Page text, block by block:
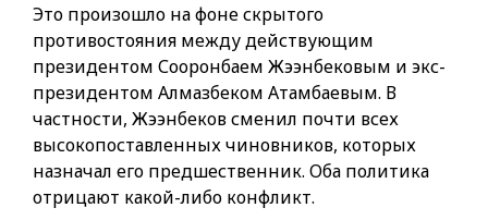
Это произошло на фоне скрытого
противостояния между действующим
президентом Сооронбаем Жээнбековым и экс-
президентом Алмазбеком Атамбаевым. В
частности, Жээнбеков сменил почти всех
высокопоставленных чиновников, которых
назначал его предшественник. Оба политика
отрицают какой-либо конфликт.